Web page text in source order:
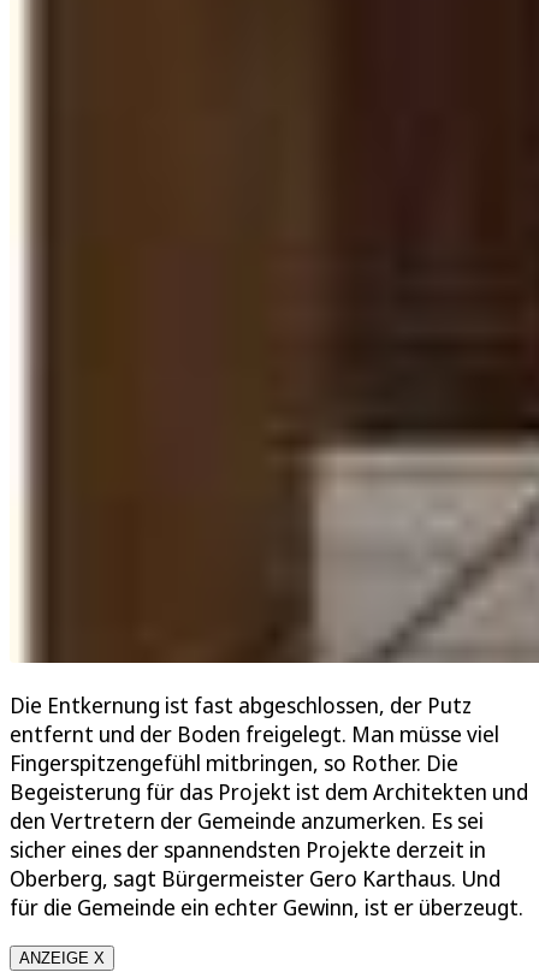
Die Entkernung ist fast abgeschlossen, der Putz
entfernt und der Boden freigelegt. Man müsse viel
Fingerspitzengefühl mitbringen, so Rother. Die
Begeisterung für das Projekt ist dem Architekten und
den Vertretern der Gemeinde anzumerken. Es sei
sicher eines der spannendsten Projekte derzeit in
Oberberg, sagt Bürgermeister Gero Karthaus. Und
für die Gemeinde ein echter Gewinn, ist er überzeugt.
ANZEIGE X